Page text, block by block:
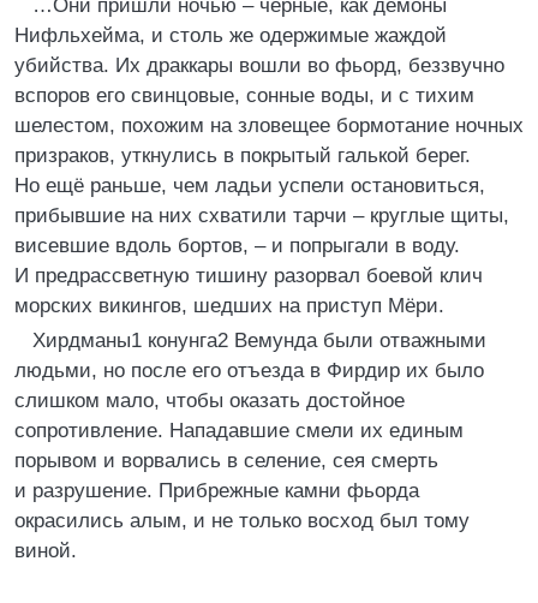
…Они пришли ночью – чёрные, как демоны
Нифльхейма, и столь же одержимые жаждой
убийства. Их драккары вошли во фьорд, беззвучно
вспоров его свинцовые, сонные воды, и с тихим
шелестом, похожим на зловещее бормотание ночных
призраков, уткнулись в покрытый галькой берег.
Но ещё раньше, чем ладьи успели остановиться,
прибывшие на них схватили тарчи – круглые щиты,
висевшие вдоль бортов, – и попрыгали в воду.
И предрассветную тишину разорвал боевой клич
морских викингов, шедших на приступ Мёри.
Хирдманы1 конунга2 Вемунда были отважными
людьми, но после его отъезда в Фирдир их было
слишком мало, чтобы оказать достойное
сопротивление. Нападавшие смели их единым
порывом и ворвались в селение, сея смерть
и разрушение. Прибрежные камни фьорда
окрасились алым, и не только восход был тому
виной.